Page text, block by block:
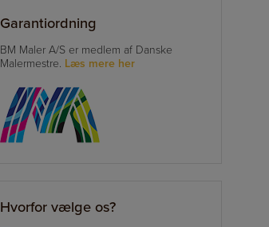
Garantiordning
BM Maler A/S er medlem af Danske
Malermestre. Læs mere her
Hvorfor vælge os?